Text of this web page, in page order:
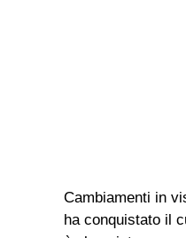
Cambiamenti in
ha conquistato il